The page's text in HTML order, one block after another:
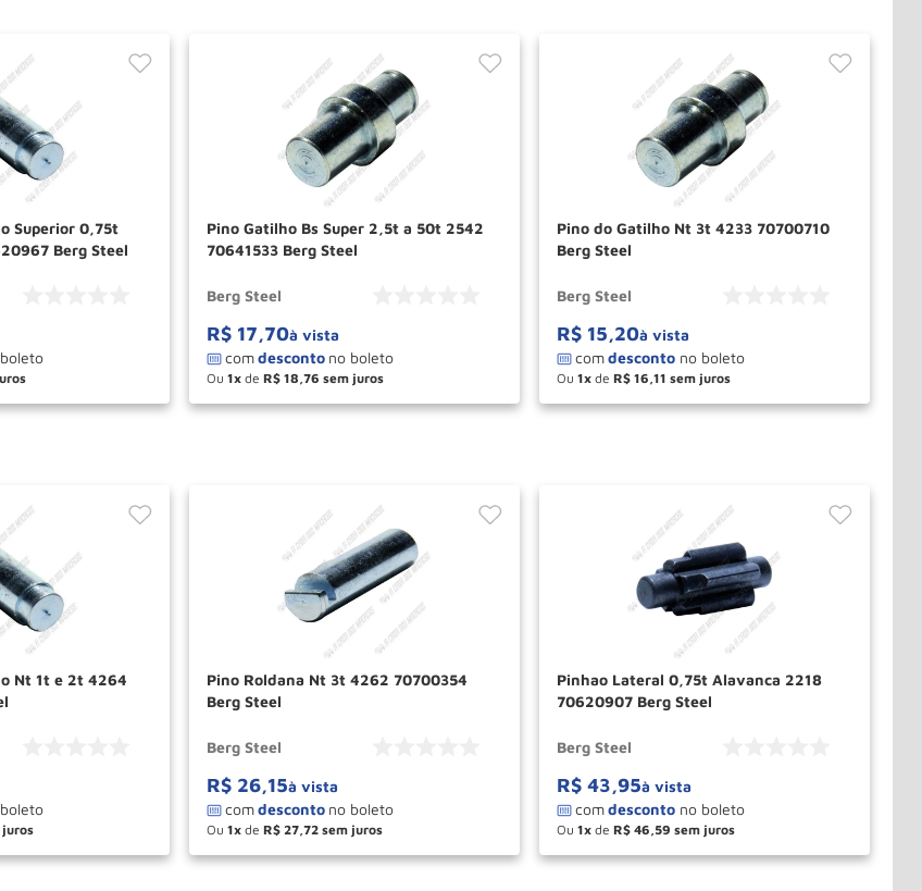
Superior 0,75t
Berg Steel
COMPRAR
Pino Gatilho Bs Super 2,5t a 50t 2542
70641533 Berg Steel
Berg Steel
R$ 17,70à vista
Ou 1 de R$ 18 76
＋
－ COMPRAR
Pino do Gatilho Nt 3t 4233 70700710
Berg Steel
Berg Steel
R$ 15,20à vista
Ou 1 de R$ 16 11
＋
－ COMPRAR
Nt 1t e 2t 4264
COMPRAR
Pino Roldana Nt 3t 4262 70700354
Berg Steel
Berg Steel
R$ 26,15à vista
Ou 1 de R$ 27, 72
＋
－ COMPRAR
Pinhao Lateral 0,75t Alavanca 2218
70620907 Berg Steel
Berg Steel
R$ 43,95à vista
Ou 1 de R$ 46 59
＋
－ COMPRAR